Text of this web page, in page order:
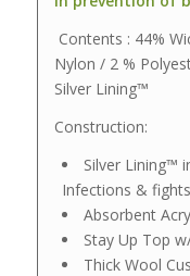
Contents : 44%
Nylon / 2 %
Silver Lining™
Construction:
Silver Lining™
Infections &
Absorbent
Stay Up Top
Thick Wool